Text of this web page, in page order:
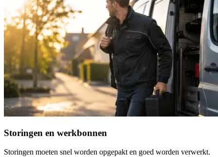
Storingen en werkbonnen
Storingen moeten snel worden opgepakt en goed worden verwerkt.